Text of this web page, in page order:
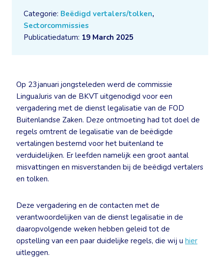
Categorie: Beëdigd vertalers/tolken,
Sectorcommissies
Publicatiedatum: 19 March 2025
Op 23 januari jongsteleden werd de commissie
LinguaJuris van de BKVT uitgenodigd voor een
vergadering met de dienst legalisatie van de FOD
Buitenlandse Zaken. Deze ontmoeting had tot doel de
regels omtrent de legalisatie van de beëdigde
vertalingen bestemd voor het buitenland te
verduidelijken. Er leefden namelijk een groot aantal
misvattingen en misverstanden bij de beëdigd vertalers
en tolken.
Deze vergadering en de contacten met de
verantwoordelijken van de dienst legalisatie in de
daaropvolgende weken hebben geleid tot de
opstelling van een paar duidelijke regels, die wij u hier
uitleggen.